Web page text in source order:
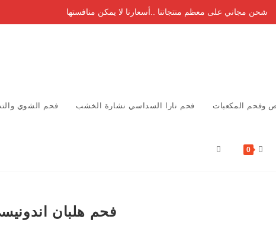
شحن مجاني على معظم منتجاتنا ..أسعارنا لا يمكن منافستها
وفحم المكعبات فحم نارا السداسي نشارة الخشب فحم الشوي
0
فحم هلبان اندونيسي 18 كيلو